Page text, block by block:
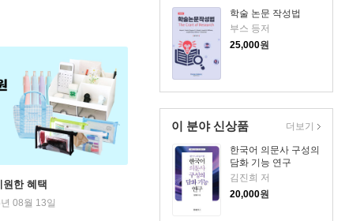
학술 논문 작성법
부스 등저
25,000원
이 분야 신상품
한국어 의문사 구성의
담화 기능 연구
김진희 저
20,000원
더보기
한 혜택
08월 13일